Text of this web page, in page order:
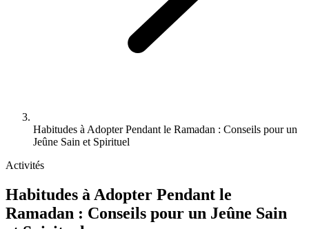
Habitudes à Adopter Pendant le Ramadan : Conseils pour un
Jeûne Sain et Spirituel
Activités
Habitudes à Adopter Pendant le
Ramadan : Conseils pour un Jeûne Sain